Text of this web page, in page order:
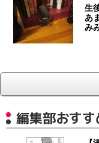
生
あ
み
編集部おす